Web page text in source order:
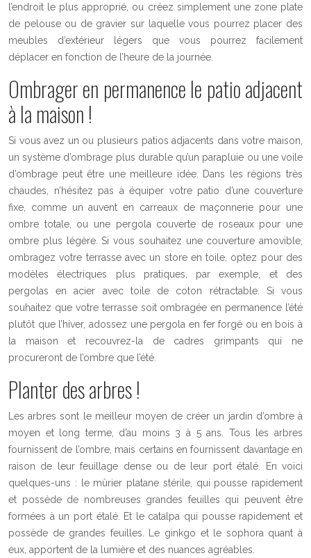
l’endroit le plus approprié, ou créez simplement une zone plate
de pelouse ou de gravier sur laquelle vous pourrez placer des
meubles d’extérieur légers que vous pourrez facilement
déplacer en fonction de l’heure de la journée.
Ombrager en permanence le patio adjacent
à la maison !
Si vous avez un ou plusieurs patios adjacents dans votre maison,
un système d’ombrage plus durable qu’un parapluie ou une voile
d’ombrage peut être une meilleure idée. Dans les régions très
chaudes, n’hésitez pas à équiper votre patio d’une couverture
fixe, comme un auvent en carreaux de maçonnerie pour une
ombre totale, ou une pergola couverte de roseaux pour une
ombre plus légère. Si vous souhaitez une couverture amovible,
ombragez votre terrasse avec un store en toile, optez pour des
modèles électriques plus pratiques, par exemple, et des
pergolas en acier avec toile de coton rétractable. Si vous
souhaitez que votre terrasse soit ombragée en permanence l’été
plutôt que l’hiver, adossez une pergola en fer forgé ou en bois à
la maison et recouvrez-la de cadres grimpants qui ne
procureront de l’ombre que l’été.
Planter des arbres !
Les arbres sont le meilleur moyen de créer un jardin d’ombre à
moyen et long terme, d’au moins 3 à 5 ans. Tous les arbres
fournissent de l’ombre, mais certains en fournissent davantage en
raison de leur feuillage dense ou de leur port étalé. En voici
quelques-uns : le mûrier platane stérile, qui pousse rapidement
et possède de nombreuses grandes feuilles qui peuvent être
formées à un port étalé. Et le catalpa qui pousse rapidement et
possède de grandes feuilles. Le ginkgo et le sophora quant à
eux, apportent de la lumière et des nuances agréables.